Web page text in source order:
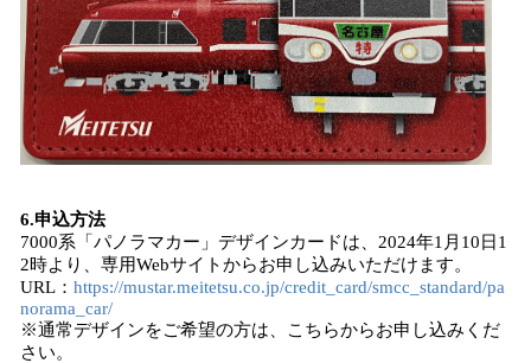
6.申込方法
7000系「パノラマカー」デザインカードは、2024年1月10日1
2時より、専用Webサイトからお申し込みいただけます。
URL： https://mustar.meitetsu.co.jp/credit_card/smcc_standard/pa
norama_car/
※通常デザインをご希望の方は、こちらからお申し込みくだ
さい。